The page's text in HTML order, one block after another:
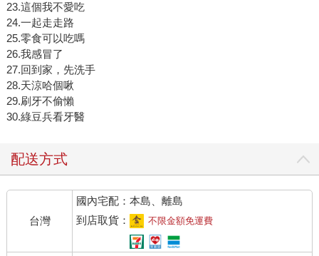
23.這個我不愛吃
24.一起走走路
25.零食可以吃嗎
26.我感冒了
27.回到家，先洗手
28.天涼哈個啾
29.刷牙不偷懶
30.綠豆兵看牙醫
配送方式
台灣
國內宅配：本島、離島
到店取貨：
不限金額免運費